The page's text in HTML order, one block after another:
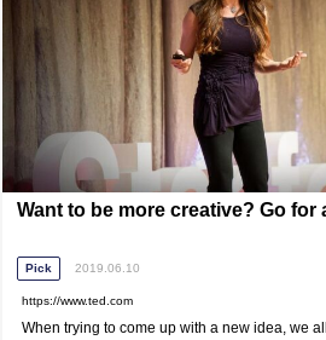
Want to be more creative? Go for
Pick 2019.06.10
https://www.ted.com
When trying to come up with a new idea, we